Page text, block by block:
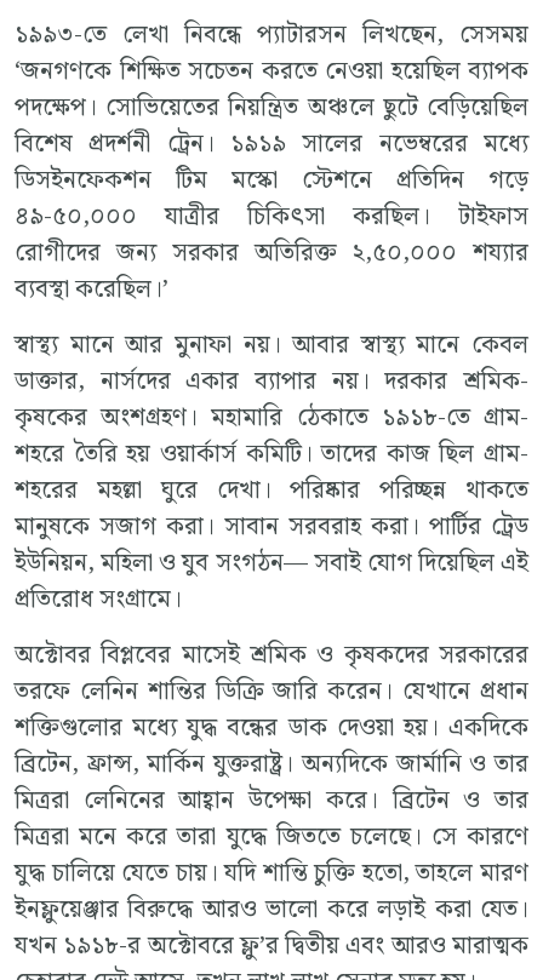
১৯৯৩-তে লেখা নিবন্ধে প্যাটারসন লিখছেন, সেসময়
‘জনগণকে শিক্ষিত সচেতন করতে নেওয়া হয়েছিল ব্যাপক
পদক্ষেপ। সোভিয়েতের নিয়ন্ত্রিত অঞ্চলে ছুটে বেড়িয়েছিল
বিশেষ প্রদর্শনী ট্রেন। ১৯১৯ সালের নভেম্বরের মধ্যে
ডিসইনফেকশন টিম মস্কো স্টেশনে প্রতিদিন গড়ে
৪৯-৫০,০০০ যাত্রীর চিকিৎসা করছিল। টাইফাস
রোগীদের জন্য সরকার অতিরিক্ত ২,৫০,০০০ শয্যার
ব্যবস্থা করেছিল।’
স্বাস্থ্য মানে আর মুনাফা নয়। আবার স্বাস্থ্য মানে কেবল
ডাক্তার, নার্সদের একার ব্যাপার নয়। দরকার শ্রমিক-
কৃষকের অংশগ্রহণ। মহামারি ঠেকাতে ১৯১৮-তে গ্রাম-
শহরে তৈরি হয় ওয়ার্কার্স কমিটি। তাদের কাজ ছিল গ্রাম-
শহরের মহল্লা ঘুরে দেখা। পরিষ্কার পরিচ্ছন্ন থাকতে
মানুষকে সজাগ করা। সাবান সরবরাহ করা। পার্টির ট্রেড
ইউনিয়ন, মহিলা ও যুব সংগঠন— সবাই যোগ দিয়েছিল এই
প্রতিরোধ সংগ্রামে।
অক্টোবর বিপ্লবের মাসেই শ্রমিক ও কৃষকদের সরকারের
তরফে লেনিন শান্তির ডিক্রি জারি করেন। যেখানে প্রধান
শক্তিগুলোর মধ্যে যুদ্ধ বন্ধের ডাক দেওয়া হয়। একদিকে
ব্রিটেন, ফ্রান্স, মার্কিন যুক্তরাষ্ট্র। অন্যদিকে জার্মানি ও তার
মিত্ররা লেনিনের আহ্বান উপেক্ষা করে। ব্রিটেন ও তার
মিত্ররা মনে করে তারা যুদ্ধে জিততে চলেছে। সে কারণে
যুদ্ধ চালিয়ে যেতে চায়। যদি শান্তি চুক্তি হতো, তাহলে মারণ
ইনফ্লুয়েঞ্জার বিরুদ্ধে আরও ভালো করে লড়াই করা যেত।
যখন ১৯১৮-র অক্টোবরে ফ্লু’র দ্বিতীয় এবং আরও মারাত্মক